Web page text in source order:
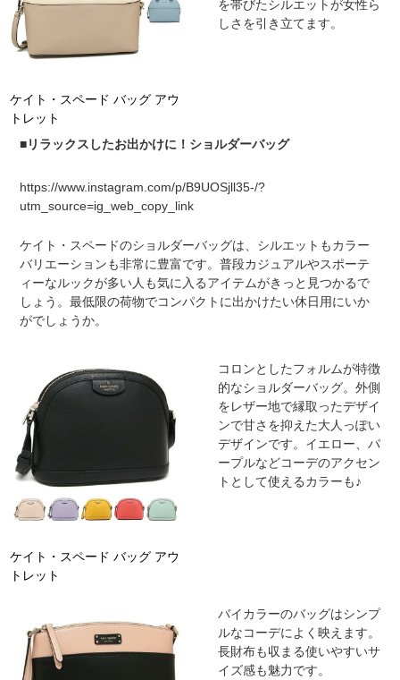
ケイト・スペード バッグ アウ
トレット
を帯びたシルエットが女性ら
しさを引き立てます。
■リラックスしたお出かけに！ショルダーバッグ
https://www.instagram.com/p/B9UOSjll35-/?
utm_source=ig_web_copy_link
ケイト・スペードのショルダーバッグは、シルエットもカラー
バリエーションも非常に豊富です。普段カジュアルやスポーテ
ィーなルックが多い人も気に入るアイテムがきっと見つかるで
しょう。最低限の荷物でコンパクトに出かけたい休日用にいか
がでしょうか。
ケイト・スペード バッグ アウ
トレット
コロンとしたフォルムが特徴
的なショルダーバッグ。外側
をレザー地で縁取ったデザイ
ンで甘さを抑えた大人っぽい
デザインです。イエロー、パ
ープルなどコーデのアクセン
トとして使えるカラーも♪
バイカラーのバッグはシンプ
ルなコーデによく映えます。
長財布も収まる使いやすいサ
イズ感も魅力です。